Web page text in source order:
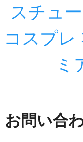
スチュ
コスプレ
ミ
お問い合